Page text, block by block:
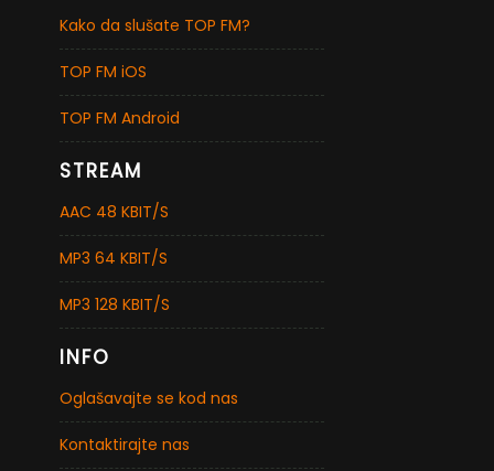
Kako da slušate TOP FM?
TOP FM iOS
TOP FM Android
STREAM
AAC 48 KBIT/S
MP3 64 KBIT/S
MP3 128 KBIT/S
INFO
Oglašavajte se kod nas
Kontaktirajte nas